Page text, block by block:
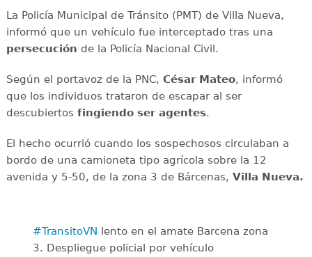
La Policía Municipal de Tránsito (PMT) de Villa Nueva,
informó que un vehículo fue interceptado tras una
persecución de la Policía Nacional Civil.
Según el portavoz de la PNC, César Mateo, informó
que los individuos trataron de escapar al ser
descubiertos fingiendo ser agentes.
El hecho ocurrió cuando los sospechosos circulaban a
bordo de una camioneta tipo agrícola sobre la 12
avenida y 5-50, de la zona 3 de Bárcenas, Villa Nueva.
#TransitoVN
lento en el amate Barcena zona
3. Despliegue policial por vehículo